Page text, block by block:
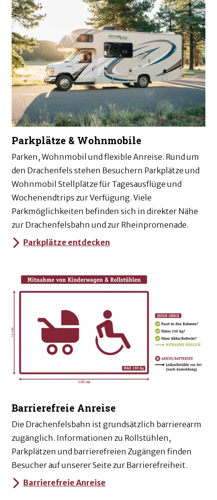
Parkplätze & Wohnmobile
Parken, Wohnmobil und flexible Anreise. Rund um
den Drachenfels stehen Besuchern Parkplätze und
Wohnmobil Stellplätze für Tagesausflüge und
Wochenendtrips zur Verfügung. Viele
Parkmöglichkeiten befinden sich in direkter Nähe
zur Drachenfelsbahn und zur Rheinpromenade.
Parkplätze entdecken
Barrierefreie Anreise
Die Drachenfelsbahn ist grundsätzlich barrierearm
zugänglich. Informationen zu Rollstühlen,
Parkplätzen und barrierefreien Zugängen finden
Besucher auf unserer Seite zur Barrierefreiheit.
Barrierefreie Anreise